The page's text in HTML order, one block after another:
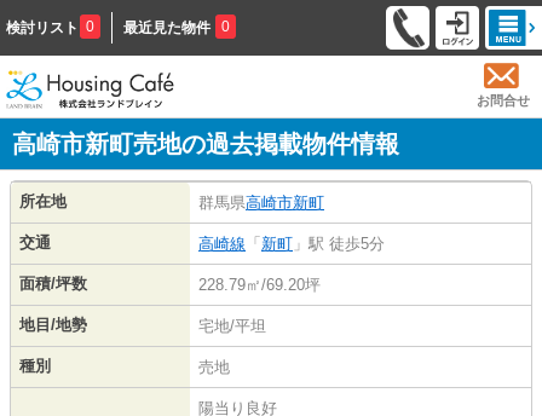
検討リスト 0 最近見た物件 0
お問合せ
高崎市新町売地の過去掲載物件情報
所在地 群馬県高崎市新町
交通 高崎線 「 新町 」駅 徒歩5分
面積/坪数 228.79㎡/69.20坪
地目/地勢 宅地/平坦
種別 売地
陽当り良好